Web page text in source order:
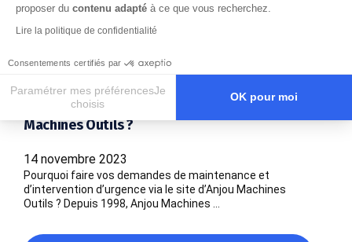
proposer du contenu adapté à ce que vous recherchez.
Lire la politique de confidentialité
Consentements certifiés par
Paramétrer mes préférencesJe
choisis
OK pour moi
Axeptio consent
Plateforme de Gestion du Consentement : Personnalisez vos
Pourquoi faire vos demandes de maintenance
et d’intervention d’urgence via le site d’Anjou
Machines Outils ?
14 novembre 2023
Pourquoi faire vos demandes de maintenance et
d’intervention d’urgence via le site d’Anjou Machines
Outils ? Depuis 1998, Anjou Machines …